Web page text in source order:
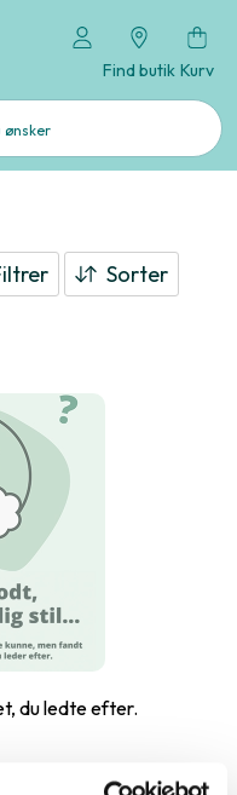
Find butik Kurv
Sorter
du ledte efter.